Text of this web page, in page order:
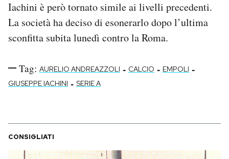
Notifiche mobile
Regala il Post
Hai bisogno di aiuto?
Iachini è però tornato simile ai livelli precedenti.
La società ha deciso di esonerarlo dopo l’ultima
sconfitta subita lunedì contro la Roma.
Tag: AURELIO ANDREAZZOLI - CALCIO - EMPOLI -
GIUSEPPE IACHINI - SERIE A
CONSIGLIATI